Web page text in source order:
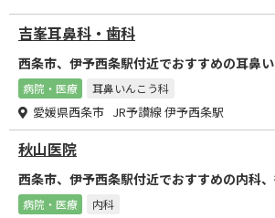
吉峯耳鼻科・歯科
西条市、伊予西条駅付近でおすすめの耳鼻
病院・医療 耳鼻いんこう科
愛媛県西条市 JR予讃線 伊予西条駅
秋山医院
西条市、伊予西条駅付近でおすすめの内科
病院・医療 内科